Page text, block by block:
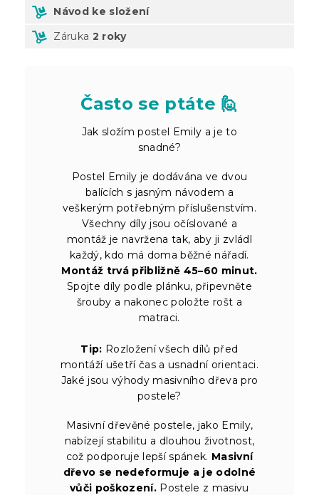
Návod ke složení
Záruka 2 roky
Často se ptáte 🙋
Jak složím postel Emily a je to
snadné?
Postel Emily je dodávána ve dvou
balících s jasným návodem a
veškerým potřebným příslušenstvím.
Všechny díly jsou očíslované a
montáž je navržena tak, aby ji zvládl
každý, kdo má doma běžné nářadí.
Montáž trvá přibližně 45–60 minut.
Spojte díly podle plánku, připevněte
šrouby a nakonec položte rošt a
matraci.
Tip: Rozložení všech dílů před
montáží ušetří čas a usnadní orientaci.
Jaké jsou výhody masivního dřeva pro
postele?
Masivní dřevěné postele, jako Emily,
nabízejí stabilitu a dlouhou životnost,
což podporuje lepší spánek. Masivní
dřevo se nedeformuje a je odolné
vůči poškození. Postele z masivu